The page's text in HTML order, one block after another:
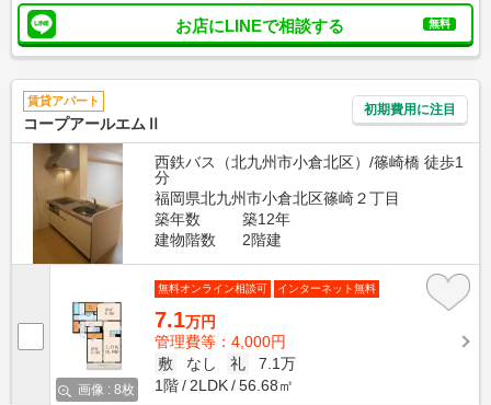
お店にLINEで相談する 無料
賃貸アパート
コープアールエムⅡ
初期費用に注目
西鉄バス（北九州市小倉北区）/篠崎橋 徒歩1
分
福岡県北九州市小倉北区篠崎２丁目
築年数
築12年
建物階数
2階建
画像 : 8枚
無料オンライン相談可 インターネット無料
7.1万円
管理費等：4,000円
敷
なし 礼
7.1万
1階
2LDK 56.68㎡